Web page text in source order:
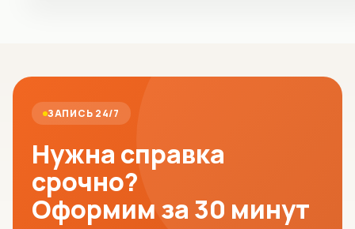
ЗАПИСЬ 24/7
Нужна справка
срочно?
Оформим за 30 минут